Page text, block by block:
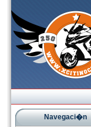
Navegaci�n